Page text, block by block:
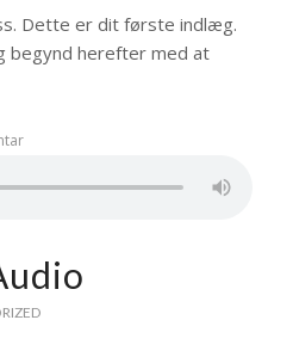
Dette er dit første indlæg.
begynd herefter med at